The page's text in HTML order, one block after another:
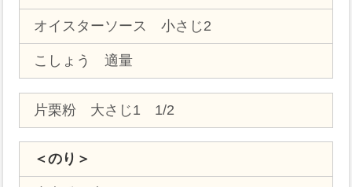
オイスターソース 小さじ2
こしょう 適量
片栗粉 大さじ1 1/2
＜のり＞